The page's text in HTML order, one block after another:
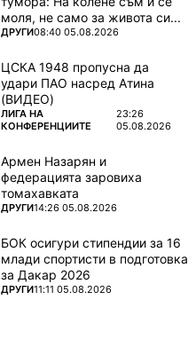
моля, не само за живота си...
ПОВЕЧЕ ОТ
ДРУГИ08:40 05.08.2026
ЦСКА 1948 пропусна да
удари ПАО насред Атина
(ВИДЕО)
ПОВЕЧЕ ОТ
ЛИГА НА
КОНФЕРЕНЦИИТЕ
23:26
05.08.2026
Армен Назарян и
федерацията заровиха
томахавката
ПОВЕЧЕ ОТ
ДРУГИ14:26 05.08.2026
БОК осигури стипендии за 16
млади спортисти в подготовка
за Дакар 2026
ПОВЕЧЕ ОТ
ДРУГИ11:11 05.08.2026